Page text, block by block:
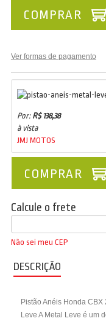
Ver formas de pagamento
Por: R$ 138,38
à vista
COMPRAR
JMJ MOTOS
COMPRAR
Calcule o frete
Não sei meu CEP
DESCRIÇÃO
Pistão Anéis Honda CBX
Leve A Metal Leve é um